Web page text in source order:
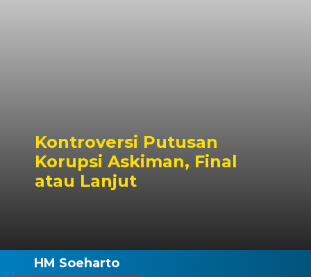
Kontroversi Putusan
Korupsi Askiman, Final
atau Lanjut
HM Soeharto